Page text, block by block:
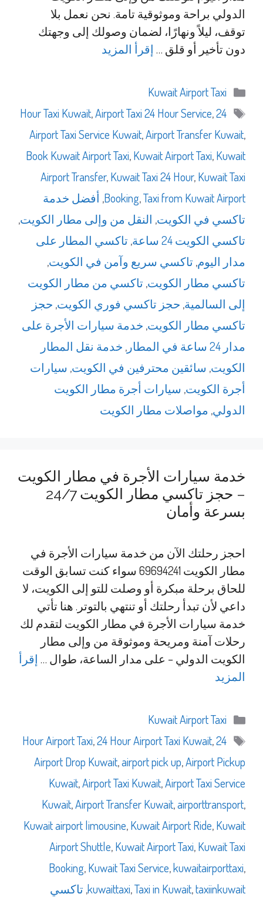
الدولي براحة وموثوقية تامة. نحن نعمل بلا
توقف، ليلاً ونهارًا، لضمان وصولك إلى وجهتك
دون تأخير أو قلق … إقرأ المزيد
التصنيفات
Kuwait Airport Taxi
الوسوم
24 Hour Taxi Kuwait
,Airport Taxi 24 Hour Service,
Airport Taxi Service Kuwait,Airport Transfer Kuwait,
Book Kuwait Airport Taxi,Kuwait Airport Taxi,Kuwait
Airport Transfer,Kuwait Taxi 24 Hour,Kuwait Taxi
Booking,Taxi from Kuwait Airport
, أفضل خدمة
تاكسي في الكويت, النقل من وإلى مطار الكويت,
تاكسي الكويت 24 ساعة
, تاكسي المطار على
مدار اليوم, تاكسي سريع وآمن في الكويت,
تاكسي مطار الكويت, تاكسي من مطار الكويت
إلى السالمية, حجز تاكسي فوري الكويت, حجز
تاكسي مطار الكويت, خدمة سيارات الأجرة على
مدار 24 ساعة في المطار
, خدمة نقل المطار
الكويت, سائقين محترفين في الكويت, سيارات
أجرة الكويت, سيارات أجرة مطار الكويت
الدولي, مواصلات مطار الكويت
خدمة سيارات الأجرة في مطار الكويت
– حجز تاكسي مطار الكويت 24/7
بسرعة وأمان
احجز رحلتك الآن من خدمة سيارات الأجرة في
مطار الكويت 69694241 سواء كنت تسابق الوقت
للحاق برحلة مبكرة أو وصلت للتو إلى الكويت، لا
داعي لأن تبدأ رحلتك أو تنتهي بالتوتر. هنا تأتي
خدمة سيارات الأجرة في مطار الكويت لتقدم لك
رحلات آمنة ومريحة وموثوقة من وإلى مطار
الكويت الدولي – على مدار الساعة، طوال … إقرأ
المزيد
التصنيفات
Kuwait Airport Taxi
الوسوم
24 Hour Airport Taxi
,24 Hour Airport Taxi Kuwait,
Airport Drop Kuwait,airport pick up,Airport Pickup
Kuwait,Airport Taxi Kuwait,Airport Taxi Service
Kuwait,Airport Transfer Kuwait,airporttransport,
Kuwait airport limousine,Kuwait Airport Ride,Kuwait
Airport Shuttle,Kuwait Airport Taxi,Kuwait Taxi
Booking,Kuwait Taxi Service,kuwaitairporttaxi,
kuwaittaxi,Taxi in Kuwait,taxiinkuwait
, تاكسي